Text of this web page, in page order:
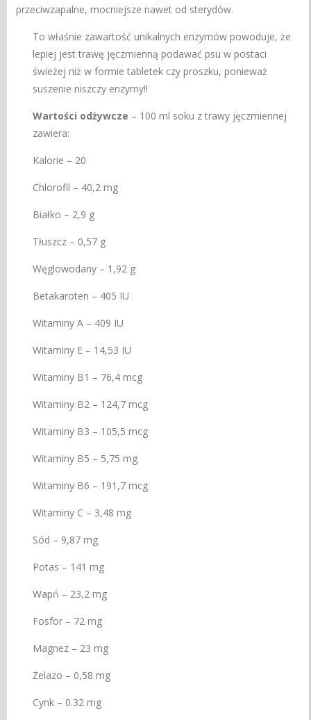
przeciwzapalne, mocniejsze nawet od sterydów.
To właśnie zawartość unikalnych enzymów powoduje, że
lepiej jest trawę jęczmienną podawać psu w postaci
świeżej niż w formie tabletek czy proszku, ponieważ
suszenie niszczy enzymy!!
Wartości odżywcze – 100 ml soku z trawy jęczmiennej
zawiera:
Kalorie – 20
Chlorofil – 40,2 mg
Białko – 2,9 g
Tłuszcz – 0,57 g
Węglowodany – 1,92 g
Betakaroten – 405 IU
Witaminy A – 409 IU
Witaminy E – 14,53 IU
Witaminy B1 – 76,4 mcg
Witaminy B2 – 124,7 mcg
Witaminy B3 – 105,5 mcg
Witaminy B5 – 5,75 mg
Witaminy B6 – 191,7 mcg
Witaminy C – 3,48 mg
Sód – 9,87 mg
Potas – 141 mg
Wapń – 23,2 mg
Fosfor – 72 mg
Magnez – 23 mg
Żelazo – 0,58 mg
Cynk – 0.32 mg